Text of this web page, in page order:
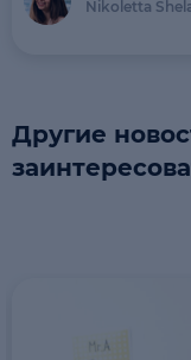
Nikoletta
Другие